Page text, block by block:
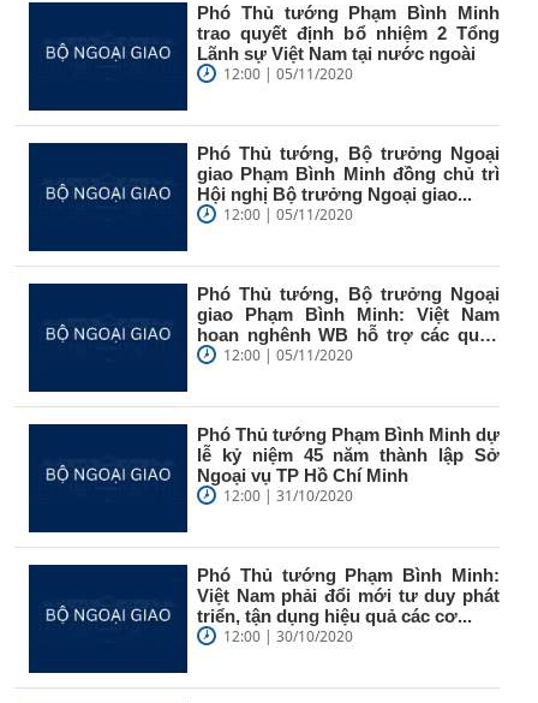
Phó Thủ tướng Phạm Bình Minh
trao quyết định bổ nhiệm 2 Tổng
Lãnh sự Việt Nam tại nước ngoài
12:00 | 05/11/2020
Phó Thủ tướng, Bộ trưởng Ngoại
giao Phạm Bình Minh đồng chủ trì
Hội nghị Bộ trưởng Ngoại giao...
12:00 | 05/11/2020
Phó Thủ tướng, Bộ trưởng Ngoại
giao Phạm Bình Minh: Việt Nam
hoan nghênh WB hỗ trợ các quốc
gia...12:00 | 05/11/2020
Phó Thủ tướng Phạm Bình Minh dự
lễ kỷ niệm 45 năm thành lập Sở
Ngoại vụ TP Hồ Chí Minh
12:00 | 31/10/2020
Phó Thủ tướng Phạm Bình Minh:
Việt Nam phải đổi mới tư duy phát
triển, tận dụng hiệu quả các cơ...
12:00 | 30/10/2020